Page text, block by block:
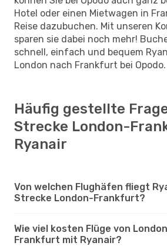
Hotel oder einen Mietwagen in
Reise dazubuchen. Mit unseren
sparen sie dabei noch mehr!
schnell, einfach und bequem
London nach Frankfurt bei Opodo.
Häufig gestellte
Strecke London-
Ryanair
Von welchen Flughäfen fliegt
Strecke London-Frankfurt?
Wie viel kosten Flüge von
Frankfurt mit Ryanair?